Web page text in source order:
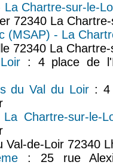
Chartre-sur-le-
72340 La
(MSAP) - La
72340 La
: 4 place de
du Val du Loir: 4
Chartre-sur-le-
Val-de-Loir 72340
: 25 rue